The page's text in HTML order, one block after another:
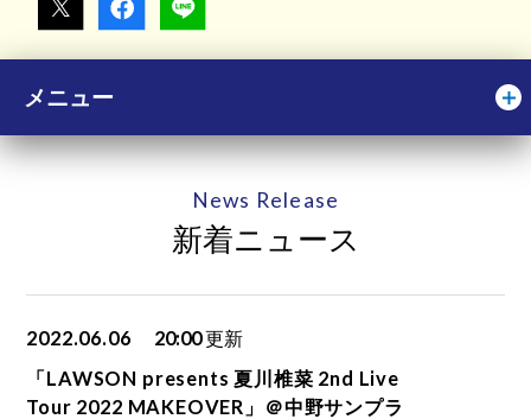
メニュー
News Release
新着ニュース
2022.06.06 20:00更新
「LAWSON presents 夏川椎菜 2nd Live
Tour 2022 MAKEOVER」＠中野サンプラ